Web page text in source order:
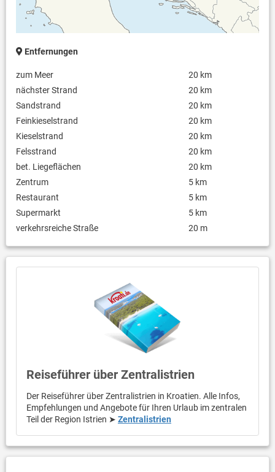
Entfernungen
zum Meer
20 km
nächster Strand
20 km
Sandstrand
20 km
Feinkieselstrand
20 km
Kieselstrand
20 km
Felsstrand
20 km
bet. Liegeflächen
20 km
Zentrum
5 km
Restaurant
5 km
Supermarkt
5 km
verkehrsreiche Straße
20 m
Reiseführer über Zentralistrien
Der Reiseführer über Zentralistrien in Kroatien. Alle Infos,
Empfehlungen und Angebote für Ihren Urlaub im zentralen
Teil der Region Istrien ➤ Zentralistrien